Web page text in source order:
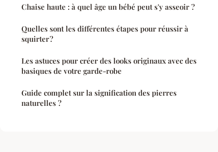
Chaise haute : à quel âge un bébé peut s'y asseoir ?
Quelles sont les différentes étapes pour réussir à
squirter ?
Les astuces pour créer des looks originaux avec des
basiques de votre garde-robe
Guide complet sur la signification des pierres
naturelles ?